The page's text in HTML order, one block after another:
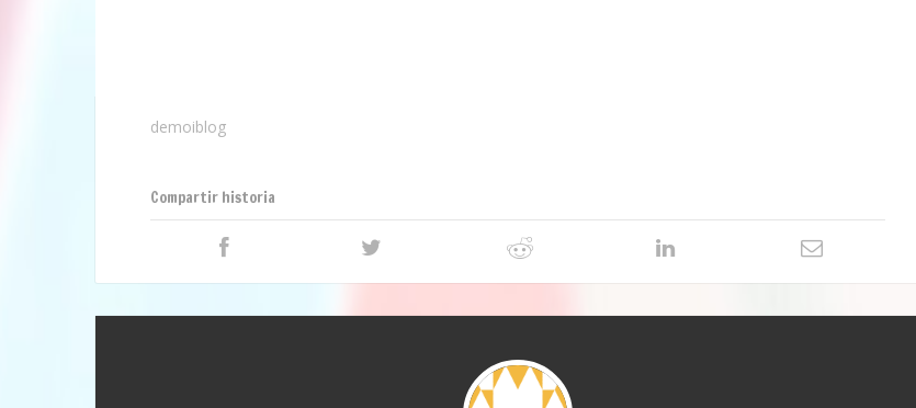
demoiblog
Compartir historia